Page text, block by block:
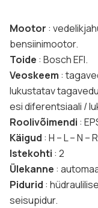
Mootor :
bensiinimootor.
Toide : Bosch EFI.
Veoskeem :
lukustatav
esi diferentsiaali /
Roolivõimendi :
Käigud : H – L – N –
Istekohti : 2
Ülekanne :
Pidurid :
seisupidur.